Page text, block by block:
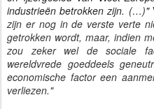
industrieën betrokken zijn. (…)"
zijn er nog in de verste verte
getrokken wordt, maar, indien
zou zeker wel de sociale
wereldvrede goeddeels
economische factor een
verliezen."